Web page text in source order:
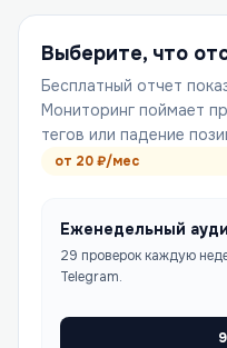
Выберите, что
Бесплатный отчет
Мониторинг поймает
тегов или падение
от 20₽/мес
Еженедельный
29 проверок каждую
Telegram.